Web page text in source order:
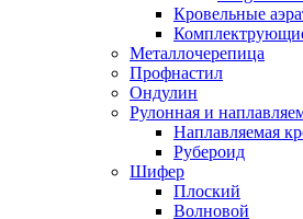
Кровельные
Металлочерепица
Профнастил
Ондулин
Рулонная и
Наплавляемая
Рубероид
Шифер
Плоский
Волновой